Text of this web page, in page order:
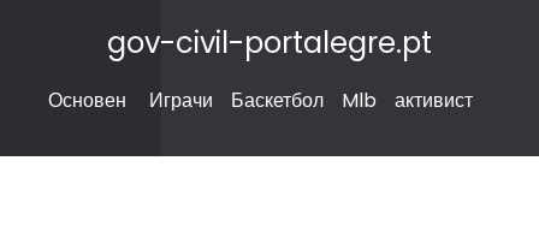
gov-civil-portalegre.pt
Основен Играчи Баскетбол Mlb активист